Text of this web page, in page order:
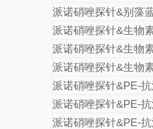
派诺硝唑探针&别藻
派诺硝唑探针&生物
派诺硝唑探针&生物
派诺硝唑探针&生物
派诺硝唑探针&PE-
派诺硝唑探针&PE-
派诺硝唑探针&PE-